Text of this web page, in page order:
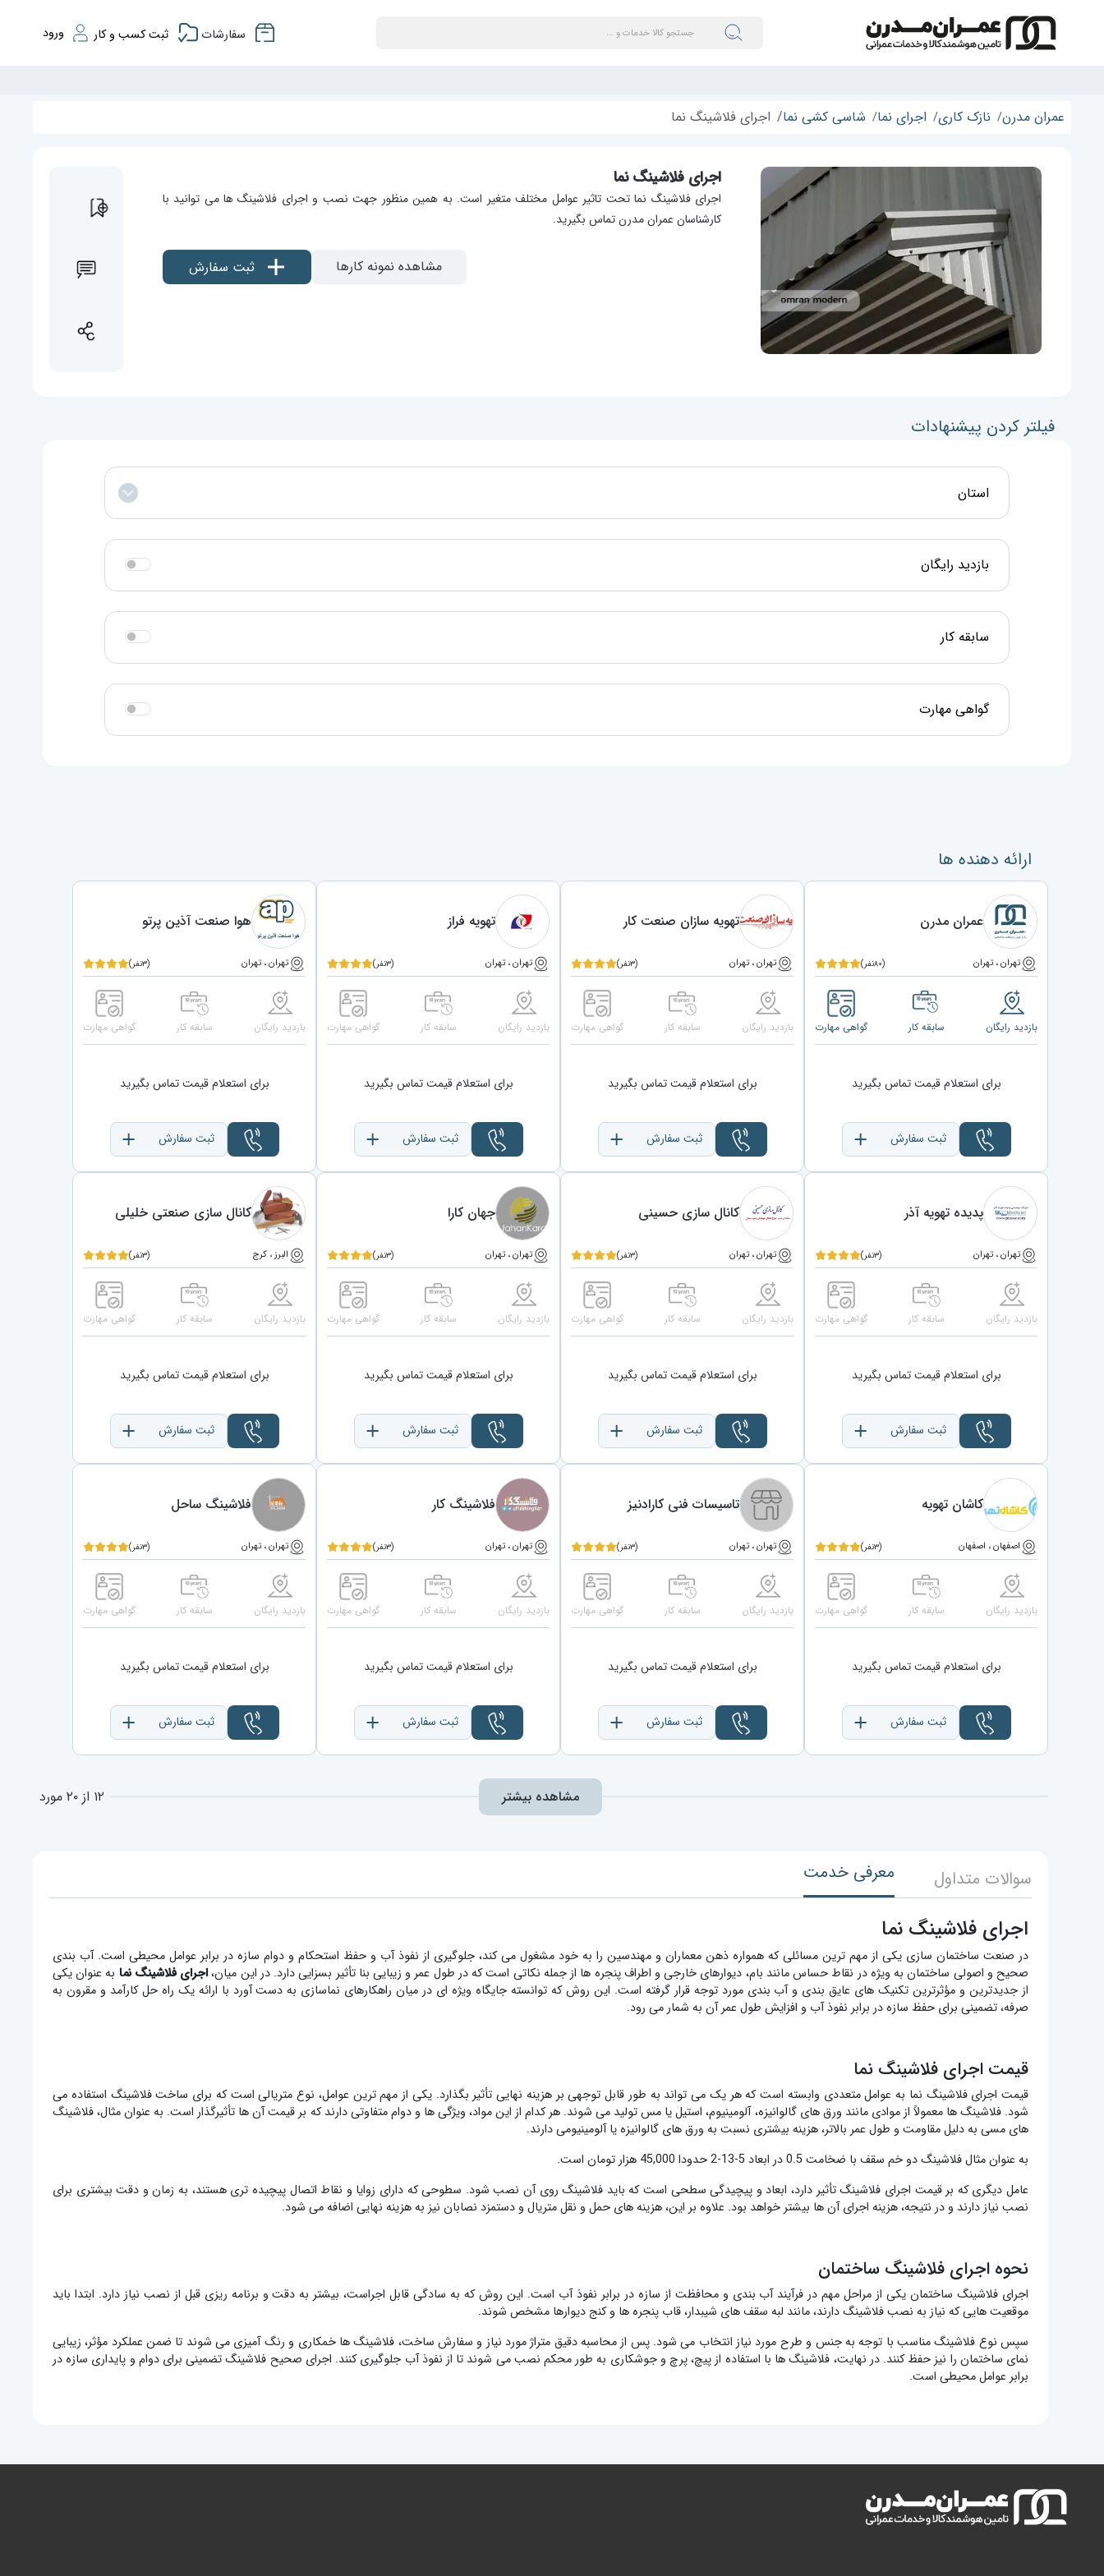
سفارشات ثبت کسب و کار ورود
عمران مدرن نازک کاری اجرای نما شاسی کشی نما اجرای فلاشینگ نما
اجرای فلاشینگ نما
اجرای فلاشینگ نما تحت تاثیر عوامل مختلف متغیر است. به همین منظور جهت نصب و اجرای فلاشینگ ها می توانید با
کارشناسان عمران مدرن تماس بگیرید.
مشاهده نمونه کارها ثبت سفارش
فیلتر کردن پیشنهادات
استان
بازدید رایگان
سابقه کار
گواهی مهارت
ارائه دهنده ها
عمران مدرن
تهران ، تهران (۸۰نفر)
بازدید رایگان سابقه کار گواهی مهارت
برای استعلام قیمت تماس بگیرید
ثبت سفارش
تهویه سازان صنعت کار
تهران ، تهران (۳نفر)
بازدید رایگان سابقه کار گواهی مهارت
برای استعلام قیمت تماس بگیرید
ثبت سفارش
تهویه فراز
تهران ، تهران (۳نفر)
بازدید رایگان سابقه کار گواهی مهارت
برای استعلام قیمت تماس بگیرید
ثبت سفارش
هوا صنعت آذین پرتو
تهران ، تهران (۳نفر)
بازدید رایگان سابقه کار گواهی مهارت
برای استعلام قیمت تماس بگیرید
ثبت سفارش
پدیده تهویه آذر
تهران ، تهران (۳نفر)
بازدید رایگان سابقه کار گواهی مهارت
برای استعلام قیمت تماس بگیرید
ثبت سفارش
کانال سازی حسینی
تهران ، تهران (۳نفر)
بازدید رایگان سابقه کار گواهی مهارت
برای استعلام قیمت تماس بگیرید
ثبت سفارش
جهان کارا
تهران ، تهران (۳نفر)
بازدید رایگان سابقه کار گواهی مهارت
برای استعلام قیمت تماس بگیرید
ثبت سفارش
کانال سازی صنعتی خلیلی
البرز ، کرج (۳نفر)
بازدید رایگان سابقه کار گواهی مهارت
برای استعلام قیمت تماس بگیرید
ثبت سفارش
کاشان تهویه
اصفهان ، اصفهان (۳نفر)
بازدید رایگان سابقه کار گواهی مهارت
برای استعلام قیمت تماس بگیرید
ثبت سفارش
تاسیسات فنی کارادنیز
تهران ، تهران (۳نفر)
بازدید رایگان سابقه کار گواهی مهارت
برای استعلام قیمت تماس بگیرید
ثبت سفارش
فلاشینگ کار
تهران ، تهران (۳نفر)
بازدید رایگان سابقه کار گواهی مهارت
برای استعلام قیمت تماس بگیرید
ثبت سفارش
فلاشینگ ساحل
تهران ، تهران (۳نفر)
بازدید رایگان سابقه کار گواهی مهارت
برای استعلام قیمت تماس بگیرید
ثبت سفارش
مشاهده بیشتر ۱۲ از ۲۰ مورد
سوالات متداول معرفی خدمت
اجرای فلاشینگ نما
در صنعت ساختمان سازی یکی از مهم ترین مسائلی که همواره ذهن معماران و مهندسین را به خود مشغول می کند، جلوگیری از نفوذ آب و حفظ استحکام و دوام سازه در برابر عوامل محیطی است. آب بندی
صحیح و اصولی ساختمان به ویژه در نقاط حساس مانند بام، دیوارهای خارجی و اطراف پنجره ها از جمله نکاتی است که در طول عمر و زیبایی بنا تأثیر بسزایی دارد. در این میان،اجرای فلاشینگ نما به عنوان یکی
از جدیدترین و مؤثرترین تکنیک های عایق بندی و آب بندی مورد توجه قرار گرفته است. این روش که توانسته جایگاه ویژه ای در میان راهکارهای نماسازی به دست آورد با ارائه یک راه حل کارآمد و مقرون به
صرفه، تضمینی برای حفظ سازه در برابر نفوذ آب و افزایش طول عمر آن به شمار می رود.
قیمت اجرای فلاشینگ نما
قیمت اجرای فلاشینگ نما به عوامل متعددی وابسته است که هر یک می تواند به طور قابل توجهی بر هزینه نهایی تأثیر بگذارد. یکی از مهم ترین عوامل، نوع متریالی است که برای ساخت فلاشینگ استفاده می
شود. فلاشینگ ها معمولاً از موادی مانند ورق های گالوانیزه، آلومینیوم، استیل یا مس تولید می شوند. هر کدام از این مواد، ویژگی ها و دوام متفاوتی دارند که بر قیمت آن ها تأثیرگذار است. به عنوان مثال، فلاشینگ
های مسی به دلیل مقاومت و طول عمر بالاتر، هزینه بیشتری نسبت به ورق های گالوانیزه یا آلومینیومی دارند.
به عنوان مثال فلاشینگ دو خم سقف با ضخامت 0.5 در ابعاد 5-13-2 حدودا 45,000 هزار تومان است.
عامل دیگری که بر قیمت اجرای فلاشینگ تأثیر دارد، ابعاد و پیچیدگی سطحی است که باید فلاشینگ روی آن نصب شود. سطوحی که دارای زوایا و نقاط اتصال پیچیده تری هستند، به زمان و دقت بیشتری برای
نصب نیاز دارند و در نتیجه، هزینه اجرای آن ها بیشتر خواهد بود. علاوه بر این، هزینه های حمل و نقل متریال و دستمزد نصابان نیز به هزینه نهایی اضافه می شود.
نحوه اجرای فلاشینگ ساختمان
اجرای فلاشینگ ساختمان یکی از مراحل مهم در فرآیند آب بندی و محافظت از سازه در برابر نفوذ آب است. این روش که به سادگی قابل اجراست، بیشتر به دقت و برنامه ریزی قبل از نصب نیاز دارد. ابتدا باید
موقعیت هایی که نیاز به نصب فلاشینگ دارند، مانند لبه سقف های شیبدار، قاب پنجره ها و کنج دیوارها مشخص شوند.
سپس نوع فلاشینگ مناسب با توجه به جنس و طرح مورد نیاز انتخاب می شود. پس از محاسبه دقیق متراژ مورد نیاز و سفارش ساخت، فلاشینگ ها خمکاری و رنگ آمیزی می شوند تا ضمن عملکرد مؤثر، زیبایی
نمای ساختمان را نیز حفظ کنند. در نهایت، فلاشینگ ها با استفاده از پیچ، پرچ و جوشکاری به طور محکم نصب می شوند تا از نفوذ آب جلوگیری کنند. اجرای صحیح فلاشینگ تضمینی برای دوام و پایداری سازه در
برابر عوامل محیطی است.